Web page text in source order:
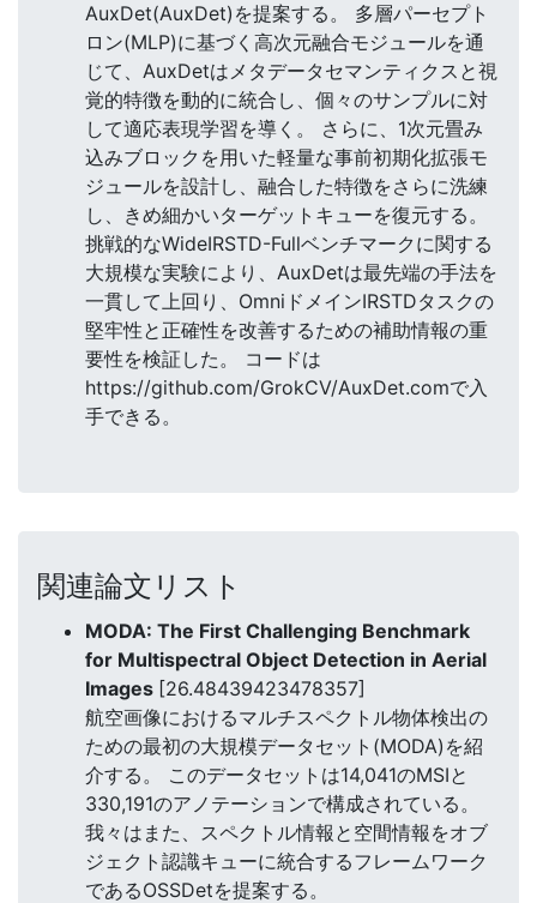
AuxDet(AuxDet)を提案する。 多層パーセプト
ロン(MLP)に基づく高次元融合モジュールを通
じて、AuxDetはメタデータセマンティクスと視
覚的特徴を動的に統合し、個々のサンプルに対
して適応表現学習を導く。 さらに、1次元畳み
込みブロックを用いた軽量な事前初期化拡張モ
ジュールを設計し、融合した特徴をさらに洗練
し、きめ細かいターゲットキューを復元する。
挑戦的なWideIRSTD-Fullベンチマークに関する
大規模な実験により、AuxDetは最先端の手法を
一貫して上回り、OmniドメインIRSTDタスクの
堅牢性と正確性を改善するための補助情報の重
要性を検証した。 コードは
https://github.com/GrokCV/AuxDet.comで入
手できる。
関連論文リスト
MODA: The First Challenging Benchmark
for Multispectral Object Detection in Aerial
Images [26.48439423478357]
航空画像におけるマルチスペクトル物体検出の
ための最初の大規模データセット(MODA)を紹
介する。 このデータセットは14,041のMSIと
330,191のアノテーションで構成されている。
我々はまた、スペクトル情報と空間情報をオブ
ジェクト認識キューに統合するフレームワーク
であるOSSDetを提案する。